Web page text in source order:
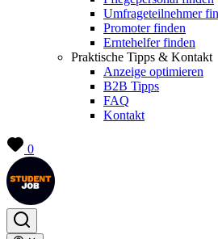
Umfrageteilnehmer
Promoter finden
Erntehelfer finden
Praktische Tipps & Kontakt
Anzeige optimieren
B2B Tipps
FAQ
Kontakt
0